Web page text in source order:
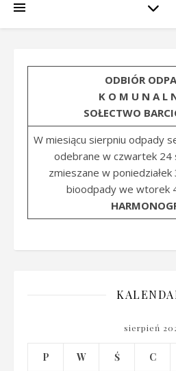
ODBIÓR
K O M U N A L
SOŁECTWO
W miesiącu sierpniu odpady
odebrane w czwartek 24
zmieszane w
bioodpady we wtorek
sierpień
P W Ś C